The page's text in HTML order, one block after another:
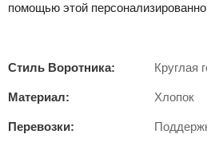
помощью этой
Стиль Воротника: Круглая
Материал: Хлопок
Перевозки: